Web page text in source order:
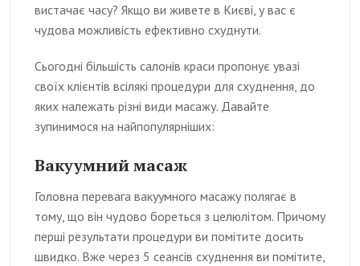
вистачає часу? Якщо ви живете в Києві, у вас є
чудова можливість ефективно схуднути.
Сьогодні більшість салонів краси пропонує увазі
своїх клієнтів всілякі процедури для схуднення, до
яких належать різні види масажу. Давайте
зупинимося на найпопулярніших:
Вакуумний масаж
Головна перевага вакуумного масажу полягає в
тому, що він чудово бореться з целюлітом. Причому
перші результати процедури ви помітите досить
швидко. Вже через 5 сеансів схуднення ви помітите,